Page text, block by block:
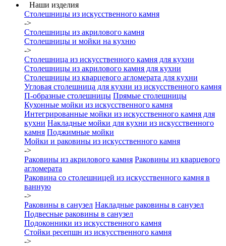
Наши изделия
Столешницы из искусcтвенного камня
->
Столешницы из акрилового камня
Столешницы и мойки на кухню
->
Столешница из искусственного камня для кухни
Столешницы из акрилового камня для кухни
Столешницы из кварцевого агломерата для кухни
Угловая столешница для кухни из искусственного камня
П-образные столешницы Прямые столешницы
Кухонные мойки из искусственного камня
Интегрированные мойки из искусственного камня для
кухни Накладные мойки для кухни из искусственного
камня Поджимные мойки
Мойки и раковины из искусственного камня
->
Раковины из акрилового камня Раковины из кварцевого
агломерата
Раковина со столешницей из искусственного камня в
ванную
->
Раковины в санузел Накладные раковины в санузел
Подвесные раковины в санузел
Подоконники из искусственного камня
Стойки ресепшн из искусственного камня
->